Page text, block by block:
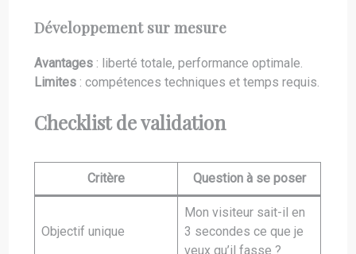
Développement sur mesure
Avantages : liberté totale, performance optimale.
Limites : compétences techniques et temps requis.
Checklist de validation
Critère Question à se poser
Objectif unique
Mon visiteur sait-il en
3 secondes ce que je
veux qu’il fasse ?